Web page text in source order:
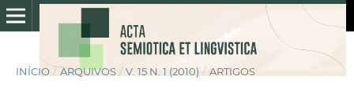
INÍCIO / ARQUIVOS / V. 15 N. 1 (2010) / ARTIGOS